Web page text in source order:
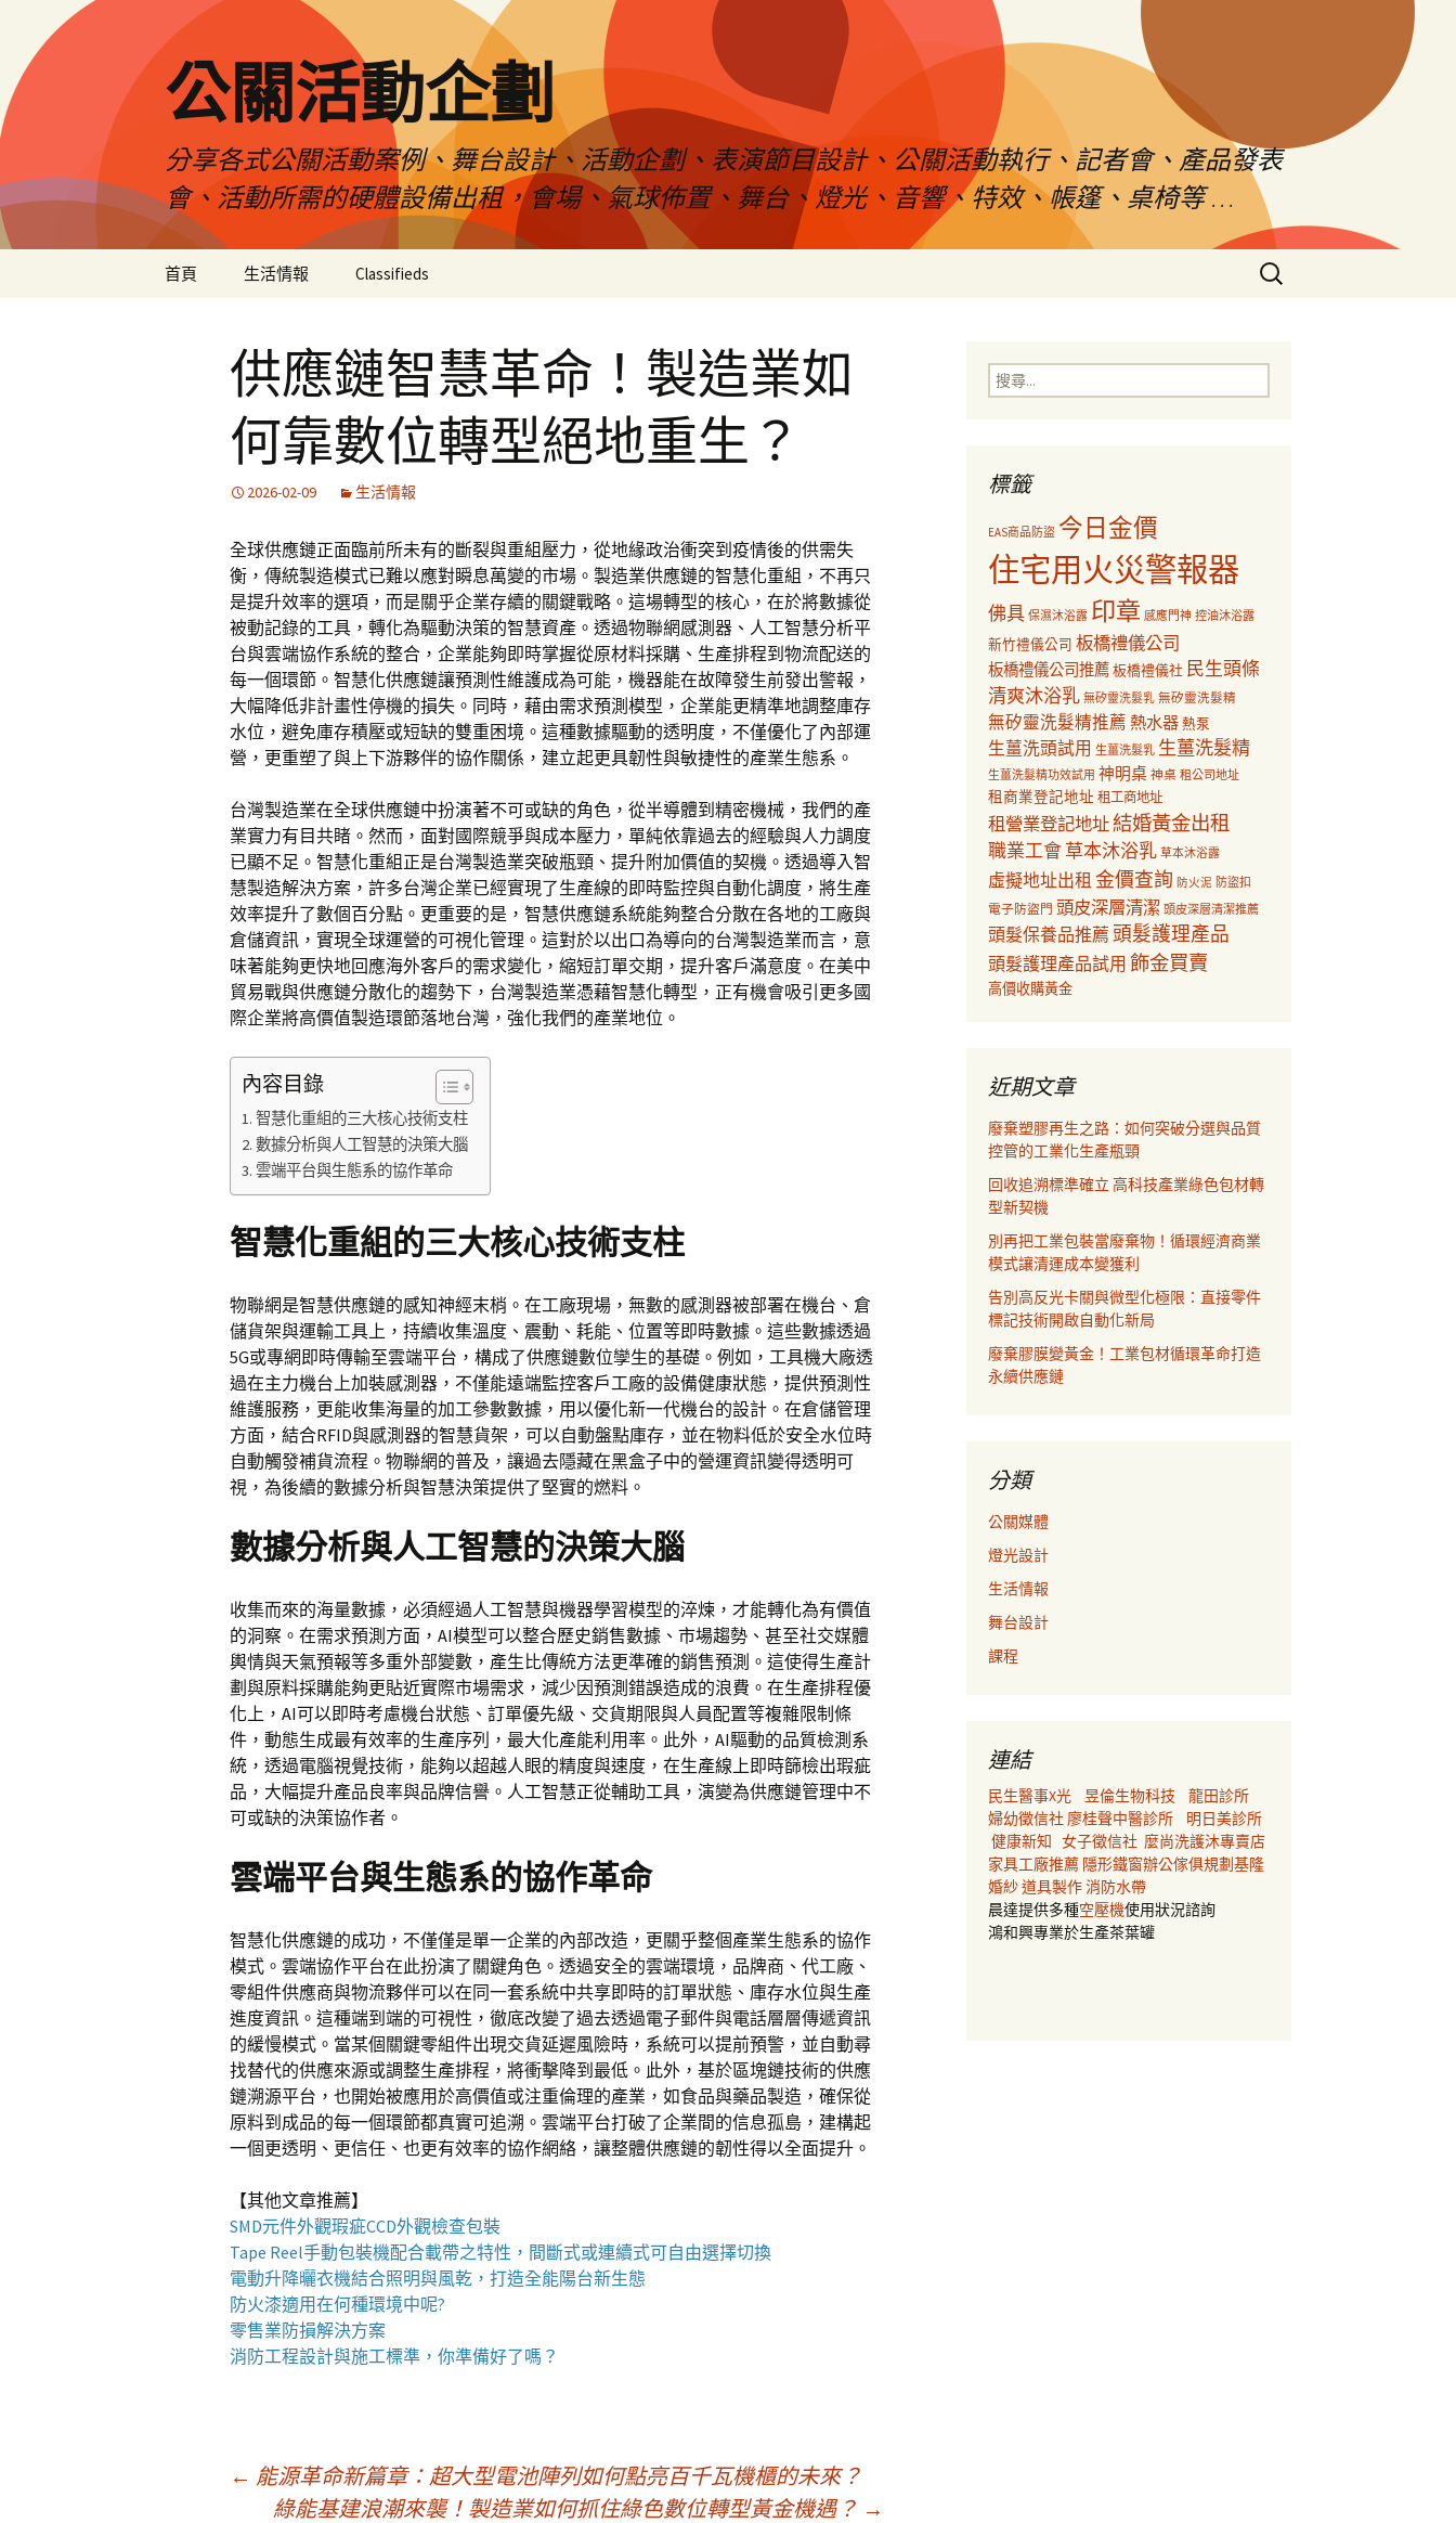
公關活動企劃
分享各式公關活動案例、舞台設計、活動企劃、表演節目設計、公關活動執行、記者會、產品發表
會、活動所需的硬體設備出租，會場、氣球佈置、舞台、燈光、音響、特效、帳篷、桌椅等 …
首頁 生活情報 Classifieds
搜
尋
字:
供應鏈智慧革命！製造業如
何靠數位轉型絕地重生？
2026-02-09 生活情報
全球供應鏈正面臨前所未有的斷裂與重組壓力，從地緣政治衝突到疫情後的供需失
衡，傳統製造模式已難以應對瞬息萬變的市場。製造業供應鏈的智慧化重組，不再只
是提升效率的選項，而是關乎企業存續的關鍵戰略。這場轉型的核心，在於將數據從
被動記錄的工具，轉化為驅動決策的智慧資產。透過物聯網感測器、人工智慧分析平
台與雲端協作系統的整合，企業能夠即時掌握從原材料採購、生產排程到物流配送的
每一個環節。智慧化供應鏈讓預測性維護成為可能，機器能在故障發生前發出警報，
大幅降低非計畫性停機的損失。同時，藉由需求預測模型，企業能更精準地調整庫存
水位，避免庫存積壓或短缺的雙重困境。這種數據驅動的透明度，不僅優化了內部運
營，更重塑了與上下游夥伴的協作關係，建立起更具韌性與敏捷性的產業生態系。
台灣製造業在全球供應鏈中扮演著不可或缺的角色，從半導體到精密機械，我們的產
業實力有目共睹。然而，面對國際競爭與成本壓力，單純依靠過去的經驗與人力調度
已顯不足。智慧化重組正是台灣製造業突破瓶頸、提升附加價值的契機。透過導入智
慧製造解決方案，許多台灣企業已經實現了生產線的即時監控與自動化調度，將生產
效率提升了數個百分點。更重要的是，智慧供應鏈系統能夠整合分散在各地的工廠與
倉儲資訊，實現全球運營的可視化管理。這對於以出口為導向的台灣製造業而言，意
味著能夠更快地回應海外客戶的需求變化，縮短訂單交期，提升客戶滿意度。在美中
貿易戰與供應鏈分散化的趨勢下，台灣製造業憑藉智慧化轉型，正有機會吸引更多國
際企業將高價值製造環節落地台灣，強化我們的產業地位。
內容目錄
智慧化重組的三大核心技術支柱
數據分析與人工智慧的決策大腦
雲端平台與生態系的協作革命
智慧化重組的三大核心技術支柱
物聯網是智慧供應鏈的感知神經末梢。在工廠現場，無數的感測器被部署在機台、倉
儲貨架與運輸工具上，持續收集溫度、震動、耗能、位置等即時數據。這些數據透過
5G或專網即時傳輸至雲端平台，構成了供應鏈數位孿生的基礎。例如，工具機大廠透
過在主力機台上加裝感測器，不僅能遠端監控客戶工廠的設備健康狀態，提供預測性
維護服務，更能收集海量的加工參數數據，用以優化新一代機台的設計。在倉儲管理
方面，結合RFID與感測器的智慧貨架，可以自動盤點庫存，並在物料低於安全水位時
自動觸發補貨流程。物聯網的普及，讓過去隱藏在黑盒子中的營運資訊變得透明可
視，為後續的數據分析與智慧決策提供了堅實的燃料。
數據分析與人工智慧的決策大腦
收集而來的海量數據，必須經過人工智慧與機器學習模型的淬煉，才能轉化為有價值
的洞察。在需求預測方面，AI模型可以整合歷史銷售數據、市場趨勢、甚至社交媒體
輿情與天氣預報等多重外部變數，產生比傳統方法更準確的銷售預測。這使得生產計
劃與原料採購能夠更貼近實際市場需求，減少因預測錯誤造成的浪費。在生產排程優
化上，AI可以即時考慮機台狀態、訂單優先級、交貨期限與人員配置等複雜限制條
件，動態生成最有效率的生產序列，最大化產能利用率。此外，AI驅動的品質檢測系
統，透過電腦視覺技術，能夠以超越人眼的精度與速度，在生產線上即時篩檢出瑕疵
品，大幅提升產品良率與品牌信譽。人工智慧正從輔助工具，演變為供應鏈管理中不
可或缺的決策協作者。
雲端平台與生態系的協作革命
智慧化供應鏈的成功，不僅僅是單一企業的內部改造，更關乎整個產業生態系的協作
模式。雲端協作平台在此扮演了關鍵角色。透過安全的雲端環境，品牌商、代工廠、
零組件供應商與物流夥伴可以在同一套系統中共享即時的訂單狀態、庫存水位與生產
進度資訊。這種端到端的可視性，徹底改變了過去透過電子郵件與電話層層傳遞資訊
的緩慢模式。當某個關鍵零組件出現交貨延遲風險時，系統可以提前預警，並自動尋
找替代的供應來源或調整生產排程，將衝擊降到最低。此外，基於區塊鏈技術的供應
鏈溯源平台，也開始被應用於高價值或注重倫理的產業，如食品與藥品製造，確保從
原料到成品的每一個環節都真實可追溯。雲端平台打破了企業間的信息孤島，建構起
一個更透明、更信任、也更有效率的協作網絡，讓整體供應鏈的韌性得以全面提升。
【其他文章推薦】
SMD元件外觀瑕疵CCD外觀檢查包裝
Tape Reel手動包裝機配合載帶之特性，間斷式或連續式可自由選擇切換
電動升降曬衣機結合照明與風乾，打造全能陽台新生態
防火漆適用在何種環境中呢?
零售業防損解決方案
消防工程設計與施工標準，你準備好了嗎？
← 能源革命新篇章：超大型電池陣列如何點亮百千瓦機櫃的未來？
綠能基建浪潮來襲！製造業如何抓住綠色數位轉型黃金機遇？ →
搜
尋
標籤
EAS商品防盜 今日金價
住宅用火災警報器
佛具 保濕沐浴露 印章 感應門神 控油沐浴露
新竹禮儀公司 板橋禮儀公司
板橋禮儀公司推薦板橋禮儀社 民生頭條
清爽沐浴乳 無矽靈洗髮乳 無矽靈洗髮精
無矽靈洗髮精推薦 熱水器 熱泵
生薑洗頭試用 生薑洗髮乳 生薑洗髮精
生薑洗髮精功效試用 神明桌 神桌 租公司地址
租商業登記地址 租工商地址
租營業登記地址結婚黃金出租
職業工會草本沐浴乳 草本沐浴露
虛擬地址出租 金價查詢 防火泥 防盜扣
電子防盜門 頭皮深層清潔 頭皮深層清潔推薦
頭髮保養品推薦 頭髮護理產品
頭髮護理產品試用 飾金買賣
高價收購黃金
近期文章
廢棄塑膠再生之路：如何突破分選與品質
控管的工業化生產瓶頸
回收追溯標準確立 高科技產業綠色包材轉
型新契機
別再把工業包裝當廢棄物！循環經濟商業
模式讓清運成本變獲利
告別高反光卡關與微型化極限：直接零件
標記技術開啟自動化新局
廢棄膠膜變黃金！工業包材循環革命打造
永續供應鏈
分類
公關媒體
燈光設計
生活情報
舞台設計
課程
連結
民生醫事X光 昱倫生物科技
龍田診所
婦幼徵信社 廖桂聲中醫診所
明日美診所
健康新知 女子徵信社 麼尚洗護沐專賣店
家具工廠推薦 隱形鐵窗辦公傢俱規劃基隆
婚紗道具製作消防水帶
晨達提供多種空壓機使用狀況諮詢
鴻和興專業於生產茶葉罐